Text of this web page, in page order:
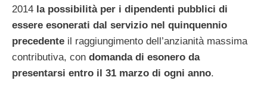
2014 la possibilità per i dipendenti pubblici di
essere esonerati dal servizio nel quinquennio
precedente il raggiungimento dell’anzianità massima
contributiva, con domanda di esonero da
presentarsi entro il 31 marzo di ogni anno.